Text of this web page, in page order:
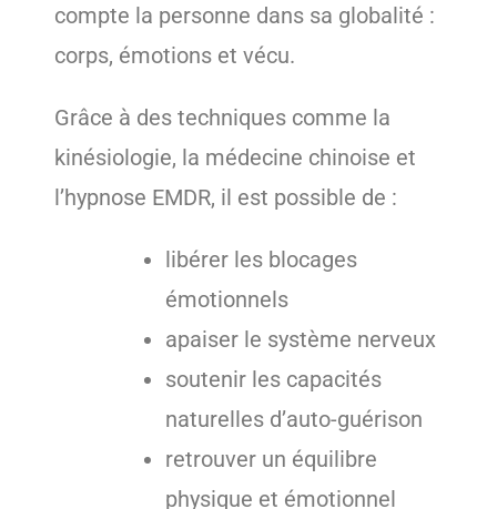
compte la personne dans sa globalité :
corps, émotions et vécu.
Grâce à des techniques comme la
kinésiologie, la médecine chinoise et
l’hypnose EMDR, il est possible de :
libérer les blocages
émotionnels
apaiser le système nerveux
soutenir les capacités
naturelles d’auto-guérison
retrouver un équilibre
physique et émotionnel